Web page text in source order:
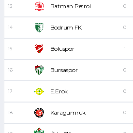
13 Batman Petrol 0
14 Bodrum FK 0
15 Boluspor 1
16 Bursaspor 0
17 E.Erok 0
18 Karagümrük 0